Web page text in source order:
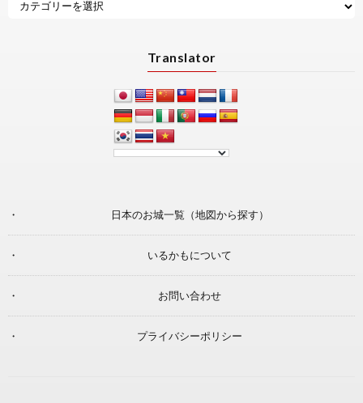
Translator
日本のお城一覧（地図から探す）
いるかもについて
お問い合わせ
プライバシーポリシー